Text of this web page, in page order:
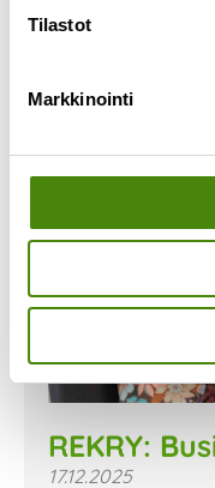
Tilastot
Markkinointi
REKRY:
17.12.2025